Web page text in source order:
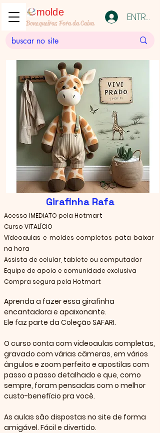
molde
Bonequeiras Fora da Caixa ENTRAR
Girafinha Rafa
Acesso IMEDIATO pela Hotmart
Curso VITALÍCIO
Vídeoaulas e moldes completos pata baixar
na hora
Assista de celular, tablete ou computador
Equipe de apoio e comunidade exclusiva
Compra segura pela Hotmart
Aprenda a fazer essa girafinha
encantadora e apaixonante.
Ele faz parte da Coleção SAFARI.
O curso conta com videoaulas completas,
gravado com várias câmeras, em vários
ângulos e zoom perfeito e apostilas com
passo a passo detalhado e que, como
sempre, foram pensadas com o melhor
custo-benefício pra você.
As aulas são dispostas no site de forma
amigável. Fácil e divertido.